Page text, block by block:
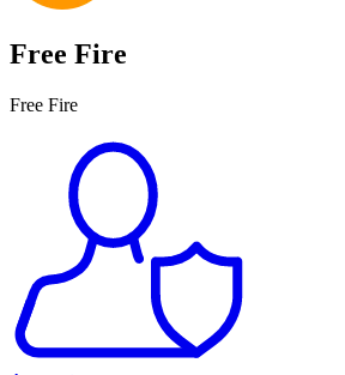
Free Fire
Free Fire